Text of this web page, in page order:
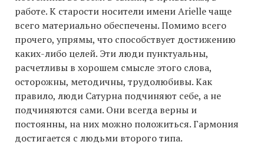
работе. К старости носители имени Arielle чаще
всего материально обеспечены. Помимо всего
прочего, упрямы, что способствует достижению
каких-либо целей. Эти люди пунктуальны,
расчетливы в хорошем смысле этого слова,
осторожны, методичны, трудолюбивы. Как
правило, люди Сатурна подчиняют себе, а не
подчиняются сами. Они всегда верны и
постоянны, на них можно положиться. Гармония
достигается с людьми второго типа.